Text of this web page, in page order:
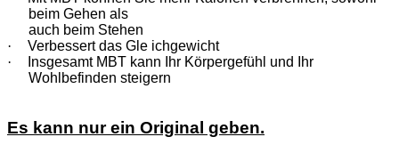
beim Gehen als
auch beim Stehen
·
Verbessert das Gle ichgewicht
·
Insgesamt MBT kann Ihr Körpergefühl und Ihr
Wohlbefinden steigern
Es kann nur ein Original geben.